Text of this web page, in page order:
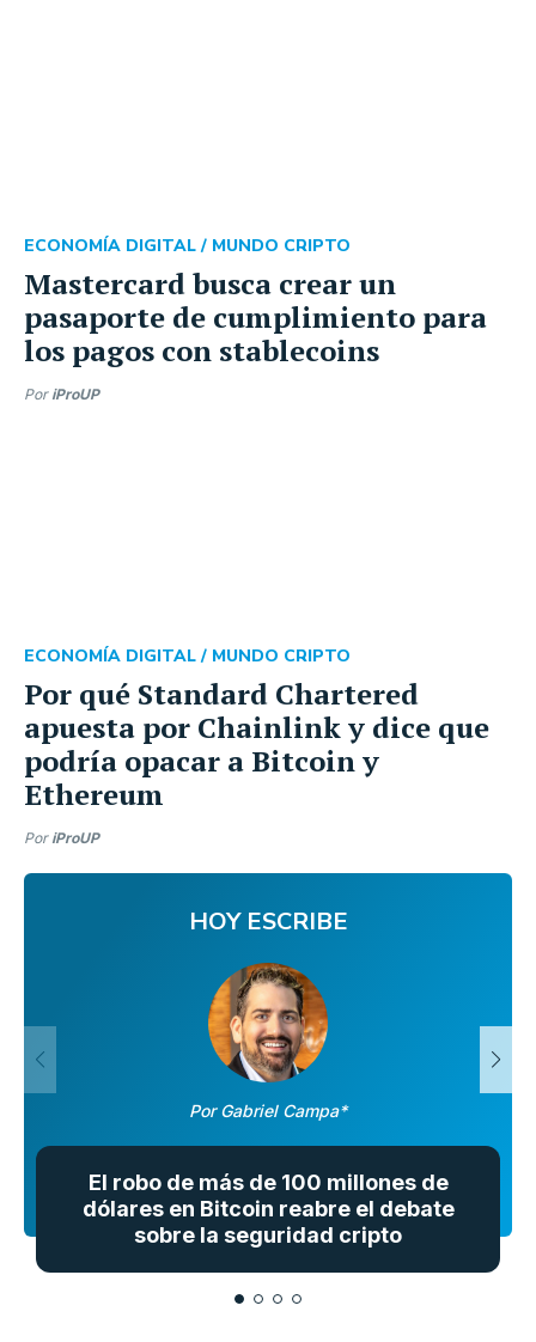
Mastercard busca crear un
pasaporte de cumplimiento para
los pagos con stablecoins
ECONOMÍA DIGITAL / MUNDO CRIPTO
Por iProUP
Por qué Standard Chartered
apuesta por Chainlink y dice que
podría opacar a Bitcoin y
Ethereum
ECONOMÍA DIGITAL / MUNDO CRIPTO
Por iProUP
El robo de más de 100 millones de
dólares en Bitcoin reabre el debate
sobre la seguridad cripto
HOY ESCRIBE
Por Gabriel Campa*